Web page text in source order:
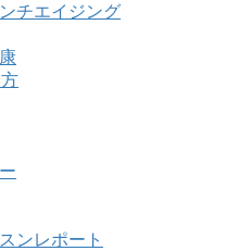
チエイジング
ンレポート